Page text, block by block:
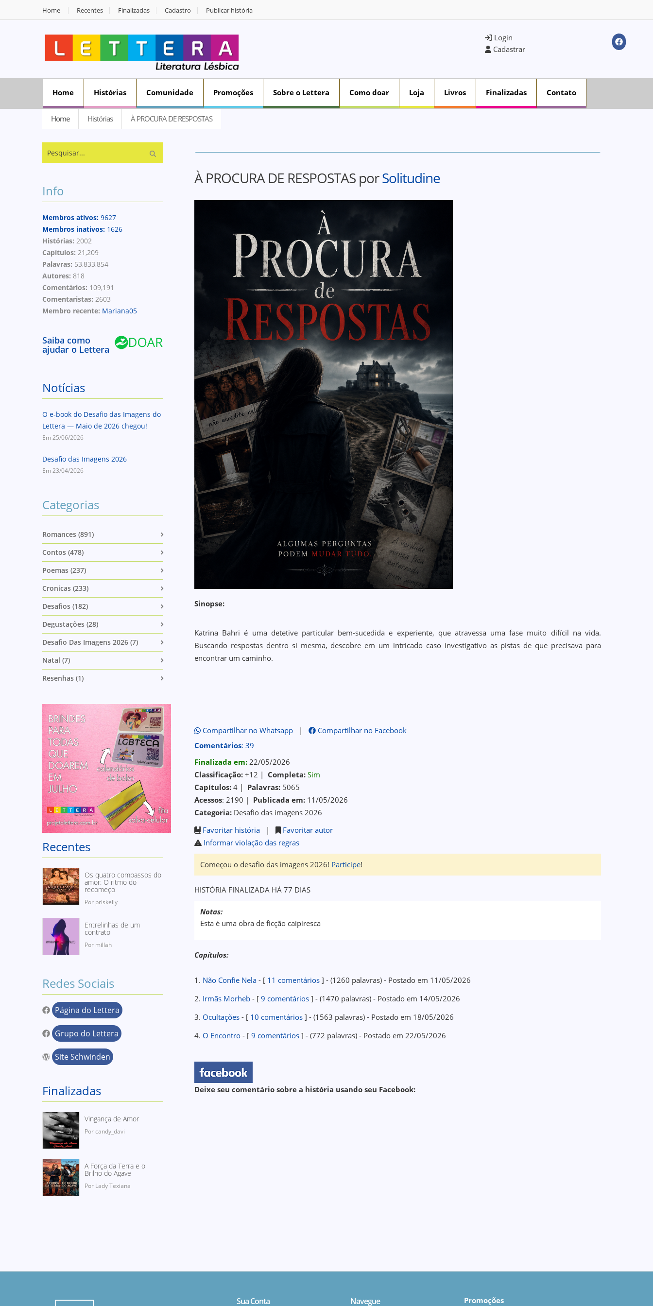
Home Recentes Finalizadas Cadastro Publicar história
Login
Cadastrar
Home Histórias Comunidade Promoções Sobre o Lettera Como doar Loja Livros Finalizadas Contato
Home Histórias À PROCURA DE RESPOSTAS
Info
Membros ativos: 9627
Membros inativos: 1626
Histórias: 2002
Capítulos: 21,209
Palavras: 53,833,854
Autores: 818
Comentários: 109,191
Comentaristas: 2603
Membro recente: Mariana05
Saiba como
ajudar o Lettera
Notícias
O e-book do Desafio das Imagens do
Lettera — Maio de 2026 chegou!
Em 25/06/2026
Desafio das Imagens 2026
Em 23/04/2026
Categorias
Romances (891)
Contos (478)
Poemas (237)
Cronicas (233)
Desafios (182)
Degustações (28)
Desafio Das Imagens 2026 (7)
Natal (7)
Resenhas (1)
Recentes
Os quatro compassos do
amor: O ritmo do
recomeço
Por priskelly
Entrelinhas de um
contrato
Por millah
Redes Sociais
Página do Lettera
Grupo do Lettera
Site Schwinden
Finalizadas
Vingança de Amor
Por candy_davi
A Força da Terra e o
Brilho do Agave
Por Lady Texiana
À PROCURA DE RESPOSTAS porSolitudine
Sinopse:
Katrina Bahri é uma detetive particular bem-sucedida e experiente, que atravessa uma fase muito difícil na vida.
Buscando respostas dentro si mesma, descobre em um intricado caso investigativo as pistas de que precisava para
encontrar um caminho.
Compartilhar no Whatsapp |
Compartilhar no Facebook
Comentários: 39
Finalizada em:22/05/2026
Classificação: +12 | Completa: Sim
Capítulos: 4 | Palavras: 5065
Acessos: 2190 | Publicada em: 11/05/2026
Categoria: Desafio das imagens 2026
Favoritar história |
Favoritar autor
Informar violação das regras
Começou o desafio das imagens 2026! Participe!
HISTÓRIA FINALIZADA HÁ 77 DIAS
Notas:
Esta é uma obra de ficção caipiresca
Capítulos:
1. Não Confie Nela - [ 11 comentários ] - (1260 palavras) - Postado em 11/05/2026
2. Irmãs Morheb - [9 comentários ] - (1470 palavras) - Postado em 14/05/2026
3. Ocultações - [ 10 comentários ] - (1563 palavras) - Postado em 18/05/2026
4. O Encontro - [9 comentários ] - (772 palavras) - Postado em 22/05/2026
Deixe seu comentário sobre a história usando seu Facebook:
Sua Conta Navegue Promoções